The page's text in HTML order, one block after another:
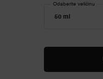
Odaberite veličinu